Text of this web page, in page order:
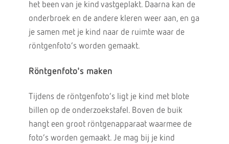
het been van je kind vastgeplakt. Daarna kan de
onderbroek en de andere kleren weer aan, en ga
je samen met je kind naar de ruimte waar de
röntgenfoto’s worden gemaakt.
Röntgenfoto's maken
Tijdens de röntgenfoto’s ligt je kind met blote
billen op de onderzoekstafel. Boven de buik
hangt een groot röntgenapparaat waarmee de
foto’s worden gemaakt. Je mag bij je kind